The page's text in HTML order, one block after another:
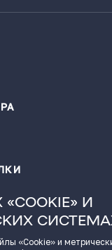
компании
«Жигулевская
по теме
И
«Cookie» и